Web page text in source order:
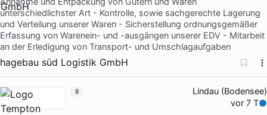
unterschiedlichster Art - Kontrolle, sowie sachgerechte Lagerung
und Verteilung unserer Waren - Sicherstellung ordnungsgemäßer
Erfassung von Warenein- und -ausgängen unserer EDV - Mitarbeit
an der Erledigung von Transport- und Umschlagaufgaben
hagebau süd Logistik GmbH
Lindau (Bodensee)
vor 7 T
8